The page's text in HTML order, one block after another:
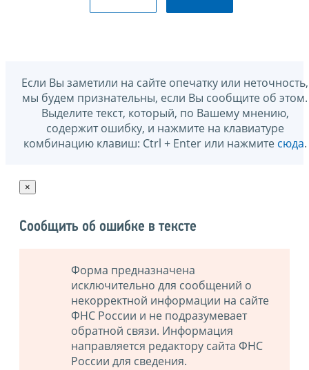
Если Вы заметили на сайте опечатку или неточность,
мы будем признательны, если Вы сообщите об этом.
Выделите текст, который, по Вашему мнению,
содержит ошибку, и нажмите на клавиатуре
комбинацию клавиш: Ctrl + Enter или нажмите сюда.
×
Сообщить об ошибке в тексте
Форма предназначена
исключительно для сообщений о
некорректной информации на сайте
ФНС России и не подразумевает
обратной связи. Информация
направляется редактору сайта ФНС
России для сведения.